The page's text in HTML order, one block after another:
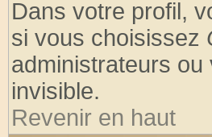
Dans votre profil,
si vous choisissez
administrateurs
invisible.
Revenir en haut